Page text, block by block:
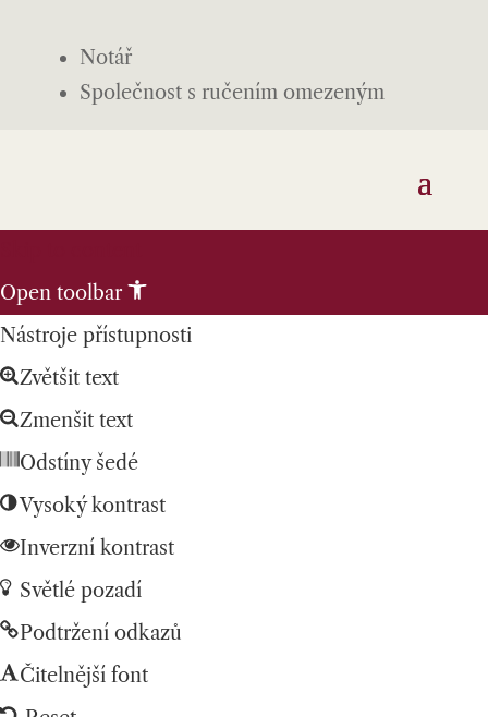
Notář
Společnost s ručením omezeným
Open toolbar
Nástroje přístupnosti
Zvětšit text
Zmenšit text
Odstíny šedé
Vysoký kontrast
Inverzní kontrast
Světlé pozadí
Podtržení odkazů
Čitelnější font